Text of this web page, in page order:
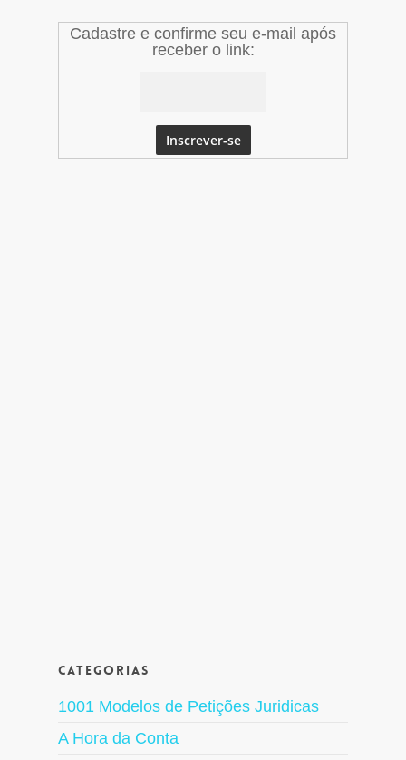
Cadastre e confirme seu e-mail após
receber o link:
Categorias
1001 Modelos de Petições Juridicas
A Hora da Conta